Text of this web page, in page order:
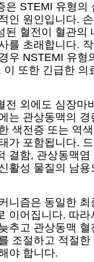
은 STEMI 유형의
인 원인입니다.
된 혈전이 혈관의
를 초래합니다.
우 NSTEMI 유형
이 또한 긴급한 의
전 외에도 심장마
는 관상동맥의 경
색전증 또는 역
가 포함됩니다.
결함, 관상동맥염
활성 물질의 남
니즘은 동일한 최
이어집니다. 따라
추고 관상동맥 혈
조절하고 적절한
야 합니다.